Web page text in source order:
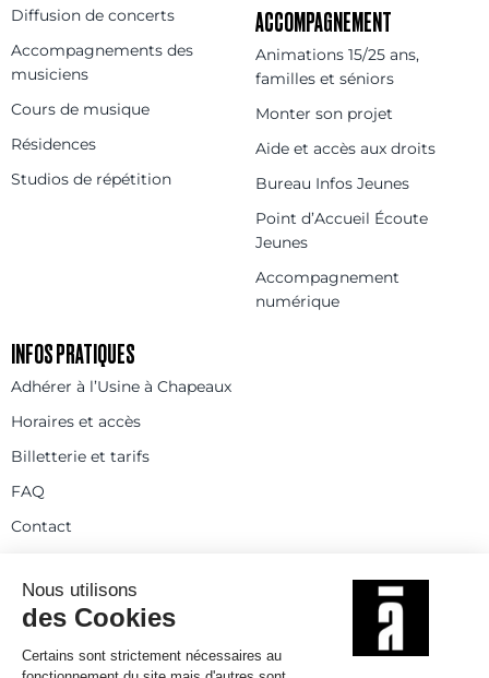
Diffusion de concerts
Accompagnements des
musiciens
Cours de musique
Résidences
Studios de répétition
ACCOMPAGNEMENT
Animations 15/25 ans,
familles et séniors
Monter son projet
Aide et accès aux droits
Bureau Infos Jeunes
Point d’Accueil Écoute
Jeunes
Accompagnement
numérique
INFOS PRATIQUES
Adhérer à l’Usine à Chapeaux
Horaires et accès
Billetterie et tarifs
FAQ
Contact
Statuts Règlement intérieur
Partenaires et réseaux
Espace presse
Rejoignez-nous
© 2025
Politique de confidentialité
Mentions légales et crédits